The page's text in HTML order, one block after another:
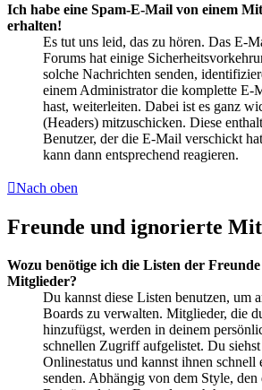
Ich habe eine Spam-E-Mail von einem
erhalten!
Es tut uns leid, das zu hören. Das E-
Forums hat einige
solche Nachrichten senden,
einem Administrator die komplette E-
hast, weiterleiten. Dabei ist es ganz
(Headers) mitzuschicken. Diese
Benutzer, der die E-Mail verschickt
kann dann entsprechend reagieren.
Nach oben
Freunde und ignorierte
Wozu benötige ich die Listen der
Mitglieder?
Du kannst diese Listen benutzen, um
Boards zu verwalten. Mitglieder, die
hinzufügst, werden in deinem
schnellen Zugriff aufgelistet. Du
Onlinestatus und kannst ihnen
senden. Abhängig von dem Style,